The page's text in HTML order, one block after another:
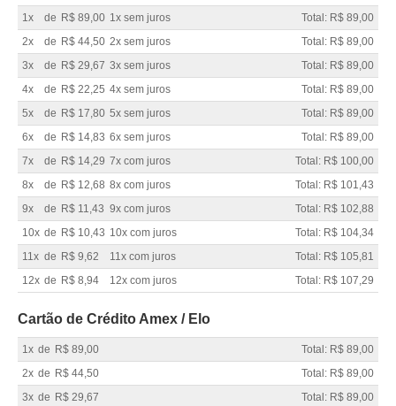
1x de R$ 89,00 1x sem juros
Total: R$ 89,00
2x
de R$ 44,50 2x sem juros
Total: R$ 89,00
3x
de R$ 29,67 3x sem juros
Total: R$ 89,00
4x
de R$ 22,25 4x sem juros
Total: R$ 89,00
5x
de R$ 17,80 5x sem juros
Total: R$ 89,00
6x
de R$ 14,83 6x sem juros
Total: R$ 89,00
7x
de R$ 14,29 7x com juros
Total: R$ 100,00
8x
de R$ 12,68 8x com juros
Total: R$ 101,43
9x
de R$ 11,43 9x com juros
Total: R$ 102,88
10x de R$ 10,43 10x com juros
Total: R$ 104,34
11x de R$ 9,62 11x com juros
Total: R$ 105,81
12x de R$ 8,94 12x com juros Total: R$ 107,29
Cartão de Crédito Amex / Elo
1x de R$ 89,00
Total: R$ 89,00
2x de R$ 44,50
Total: R$ 89,00
3x de R$ 29,67
Total: R$ 89,00